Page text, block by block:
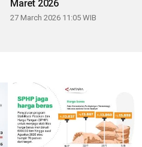
Maret 2026
27 March 2026 11:05 WIB